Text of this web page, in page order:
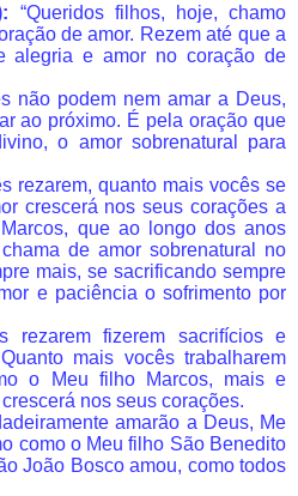
“Queridos filhos, hoje, chamo
de amor. Rezem até que a
alegria e amor no coração de
não podem nem amar a Deus,
ao próximo. É pela oração que
o amor sobrenatural para
rezarem, quanto mais vocês se
crescerá nos seus corações a
que ao longo dos anos
de amor sobrenatural no
mais, se sacrificando sempre
e paciência o sofrimento por
rezarem fizerem sacrifícios e
mais vocês trabalharem
o Meu filho Marcos, mais e
nos seus corações.
amarão a Deus, Me
como o Meu filho São Benedito
João Bosco amou, como todos